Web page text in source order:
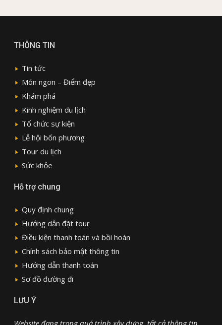
THÔNG TIN
Tin tức
Món ngon – Điểm đẹp
Khám phá
Kinh nghiệm du lịch
Tổ chức sự kiện
Lễ hội bốn phương
Tour du lịch
Sức khỏe
Hỗ trợ chung
Quy định chung
Hướng dẫn đặt tour
Điều kiện thanh toán và bồi hoàn
Chính sách bảo mật thông tin
Hướng dẫn thanh toán
Sơ đồ đường đi
LƯU Ý